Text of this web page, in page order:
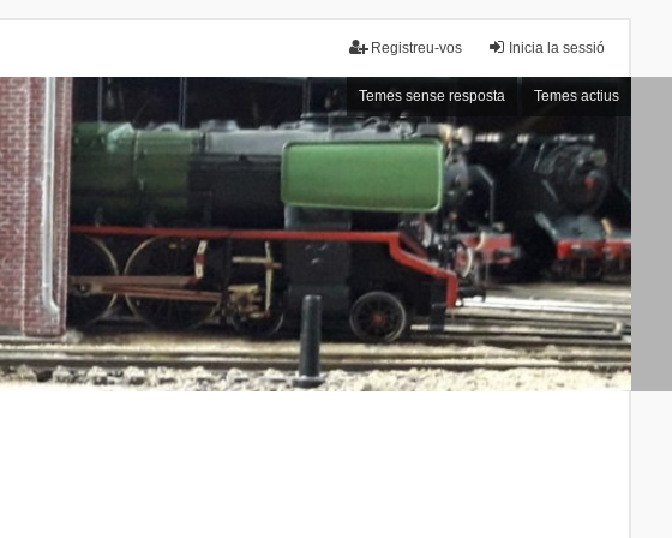
Inicia la sessió
Registreu-vos
Temes sense resposta Temes actius